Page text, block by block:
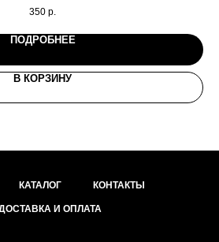
350 р.
ПОДРОБНЕЕ
В КОРЗИНУ
КАТАЛОГ
И ОПЛАТА
КОНТАКТЫ